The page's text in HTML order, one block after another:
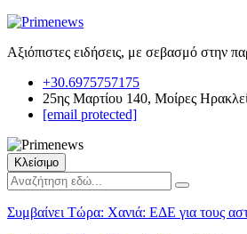
Αξιόπιστες ειδήσεις, με σεβασμό στην
+30.6975757175
25ης Μαρτίου 140, Μοίρες
[email protected]
Κλείσιμο
Συμβαίνει Τώρα: Χανιά: ΕΔΕ για τους